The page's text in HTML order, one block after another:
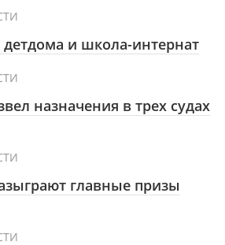
детдома и школа-интернат
назначения в трех судах
главные призы